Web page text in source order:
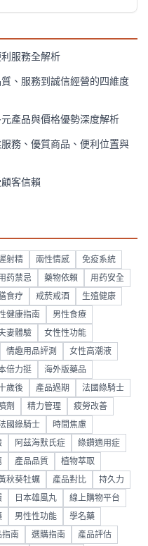
服務全解析
、服務到誠信經營的四維度
產品與價格優勢深度解析
務、優質商品、便利位置與
客信賴
射精 兩性情感 免疫系統
药禁忌 藥物依賴 用药安全
食疗 戒菸戒酒 生殖健康
健康指南 男性食療
妻體驗 女性性功能
情趣用品評測 女性高潮液
倍力挺 海外版藥品
歲後 產品過期 法國綠騎士
劑 精力管理 疲勞改善
國綠騎士 時間焦慮
阿茲海默氏症 綠鑽適用症
產品品質 植物萃取
秋葵牡蠣 產品對比 持久力
日本雄風丸 線上購物平台
男性性功能 學名藥
指南 選購指南 產品評估